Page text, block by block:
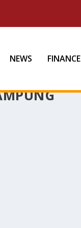
NEWS FINANCE